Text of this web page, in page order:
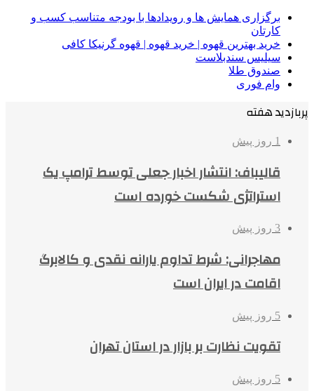
برگزاری همایش ها و رویدادها با بودجه متناسب کسب و
کارتان
خرید بهترین قهوه | خرید قهوه | قهوه گرنیکا کافی
سیلیس سندبلاست
صندوق طلا
وام فوری
پربازدید هفته
1 روز پیش
قالیباف: انتشار اخبار جعلی توسط ترامپ یک
استراتژی شکست خورده است
3 روز پیش
مهاجرانی: شرط تداوم یارانه نقدی و کالابرگ
اقامت در ایران است
5 روز پیش
تقویت نظارت بر بازار در استان تهران
5 روز پیش